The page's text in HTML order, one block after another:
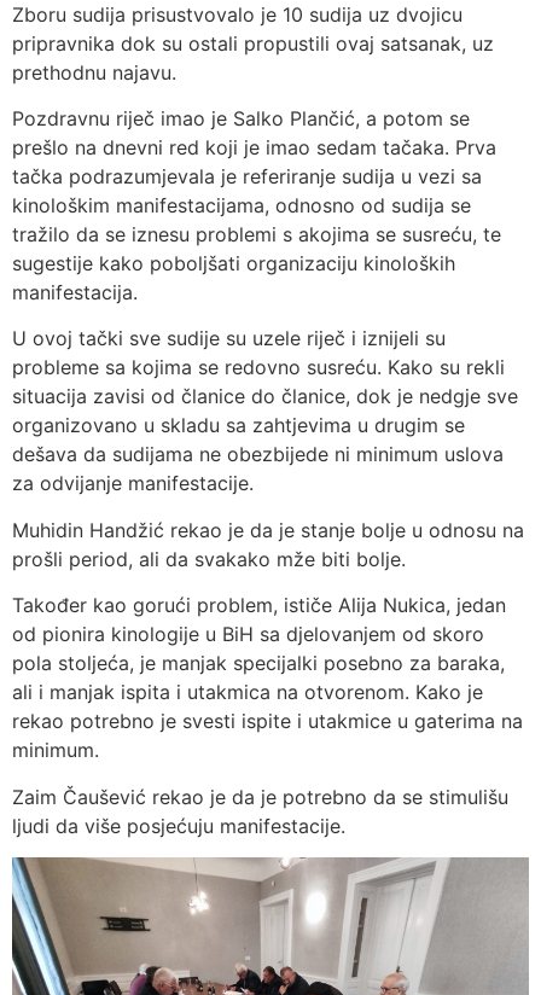
Zboru sudija prisustvovalo je 10 sudija uz dvojicu
pripravnika dok su ostali propustili ovaj satsanak, uz
prethodnu najavu.
Pozdravnu riječ imao je Salko Plančić, a potom se
prešlo na dnevni red koji je imao sedam tačaka. Prva
tačka podrazumjevala je referiranje sudija u vezi sa
kinološkim manifestacijama, odnosno od sudija se
tražilo da se iznesu problemi s akojima se susreću, te
sugestije kako poboljšati organizaciju kinoloških
manifestacija.
U ovoj tački sve sudije su uzele riječ i iznijeli su
probleme sa kojima se redovno susreću. Kako su rekli
situacija zavisi od članice do članice, dok je nedgje sve
organizovano u skladu sa zahtjevima u drugim se
dešava da sudijama ne obezbijede ni minimum uslova
za odvijanje manifestacije.
Muhidin Handžić rekao je da je stanje bolje u odnosu na
prošli period, ali da svakako mže biti bolje.
Također kao gorući problem, ističe Alija Nukica, jedan
od pionira kinologije u BiH sa djelovanjem od skoro
pola stoljeća, je manjak specijalki posebno za baraka,
ali i manjak ispita i utakmica na otvorenom. Kako je
rekao potrebno je svesti ispite i utakmice u gaterima na
minimum.
Zaim Čaušević rekao je da je potrebno da se stimulišu
ljudi da više posjećuju manifestacije.